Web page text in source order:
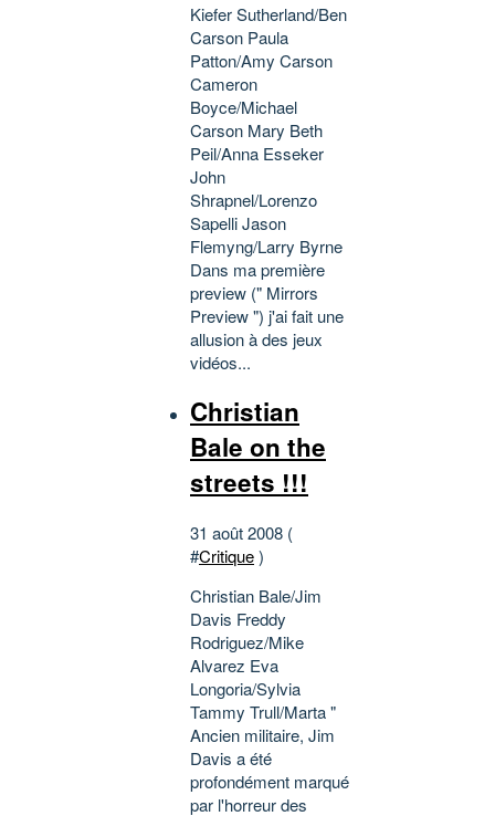
Kiefer Sutherland/Ben
Carson Paula
Patton/Amy Carson
Cameron
Boyce/Michael
Carson Mary Beth
Peil/Anna Esseker
John
Shrapnel/Lorenzo
Sapelli Jason
Flemyng/Larry Byrne
Dans ma première
preview (" Mirrors
Preview ") j'ai fait une
allusion à des jeux
vidéos...
Christian
Bale on the
streets !!!
31 août 2008 (
#Critique)
Christian Bale/Jim
Davis Freddy
Rodriguez/Mike
Alvarez Eva
Longoria/Sylvia
Tammy Trull/Marta "
Ancien militaire, Jim
Davis a été
profondément marqué
par l'horreur des